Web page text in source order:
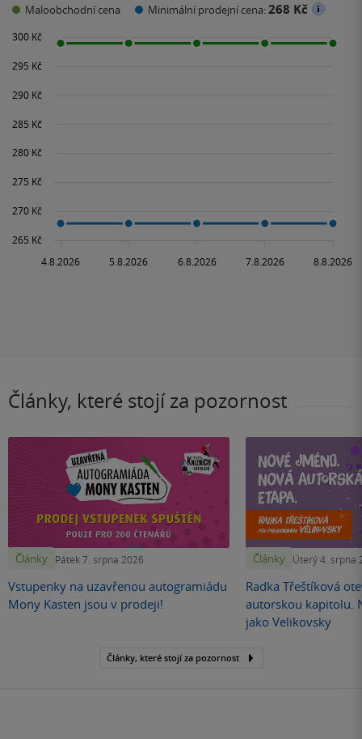
Maloobchodní cena Minimální prodejní cena:268 Kč
Články, které stojí za pozornost
Články Pátek 7. srpna 2026
Vstupenky na uzavřenou autogramiádu
Mony Kasten jsou v prodeji!
Články Úterý 4. srpna
Radka Třeštíková
autorskou kapitolu.
jako Velikovsky
Články, které stojí za pozornost